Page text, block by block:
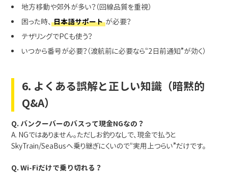
地方移動や郊外が多い？（回線品質を重視）
困った時、 日本語サポート が必要？
テザリングでPCも使う？
いつから番号が必要？（渡航前に必要なら“2日前通知”が効く）
6. よくある誤解と正しい知識（暗黙的
Q&A）
Q. バンクーバーのバスって現金NGなの？
A. NGではありません。ただしお釣りなしで、現金で払うと
SkyTrain/SeaBusへ乗り継ぎにくいので“実用上つらい”だけです。
Q. Wi-Fiだけで乗り切れる？